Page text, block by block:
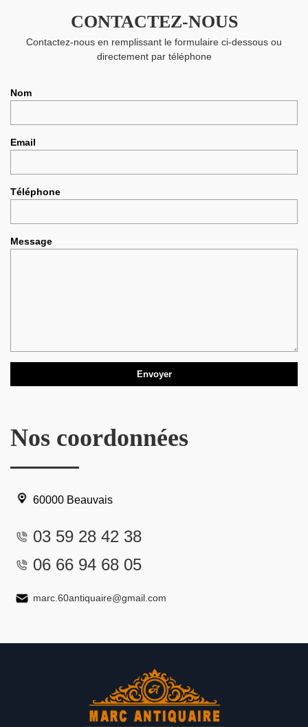
CONTACTEZ-NOUS
Contactez-nous en remplissant le formulaire ci-dessous ou
directement par téléphone
Nom
Email
Téléphone
Message
Nos coordonnées
60000 Beauvais
03 59 28 42 38
06 66 94 68 05
marc.60antiquaire@gmail.com